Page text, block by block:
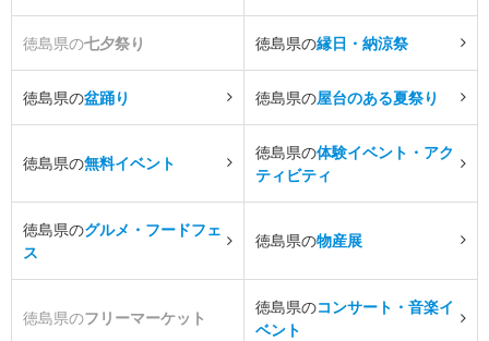
徳島県の七夕祭り 徳島県の縁日・納涼祭
徳島県の盆踊り 徳島県の屋台のある夏祭り
徳島県の無料イベント
徳島県の体験イベント・アク
ティビティ
徳島県のグルメ・フードフェ
ス
徳島県の物産展
徳島県のフリーマーケット
徳島県のコンサート・音楽イ
ベント